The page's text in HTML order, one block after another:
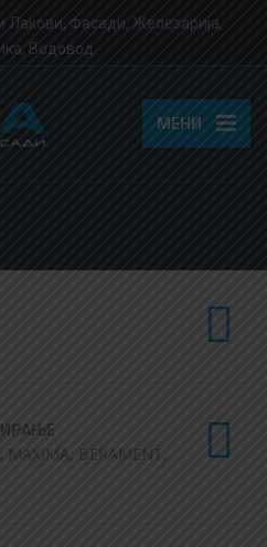
Лакови, Фасади, Железарија,
Водовод
МЕНИ
MAXIMA, BEKAMENT,